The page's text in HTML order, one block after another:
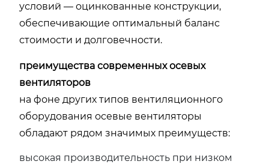
условий — оцинкованные конструкции,
обеспечивающие оптимальный баланс
стоимости и долговечности.
преимущества современных осевых
вентиляторов
на фоне других типов вентиляционного
оборудования осевые вентиляторы
обладают рядом значимых преимуществ:
высокая производительность при низком